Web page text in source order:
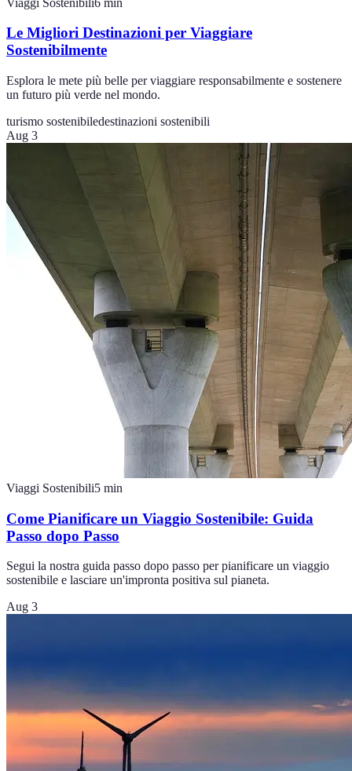
Le Migliori Destinazioni per Viaggiare
Sostenibilmente
Esplora le mete più belle per viaggiare responsabilmente e sostenere
un futuro più verde nel mondo.
turismo sostenibiledestinazioni sostenibili
Aug 3
Viaggi Sostenibili5 min
Come Pianificare un Viaggio Sostenibile: Guida
Passo dopo Passo
Segui la nostra guida passo dopo passo per pianificare un viaggio
sostenibile e lasciare un'impronta positiva sul pianeta.
Aug 3